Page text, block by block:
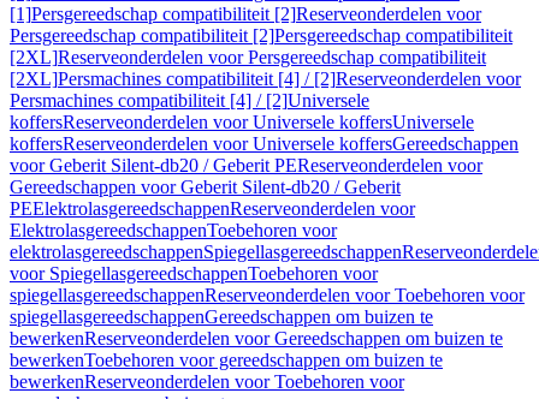
[1]Persgereedschap compatibiliteit [2]Reserveonderdelen voor
Persgereedschap compatibiliteit [2]Persgereedschap compatibiliteit
[2XL]Reserveonderdelen voor Persgereedschap compatibiliteit
[2XL]Persmachines compatibiliteit [4] / [2]Reserveonderdelen voor
Persmachines compatibiliteit [4] / [2]Universele
koffersReserveonderdelen voor Universele koffersUniversele
koffersReserveonderdelen voor Universele koffersGereedschappen
voor Geberit Silent-db20 / Geberit PEReserveonderdelen voor
Gereedschappen voor Geberit Silent-db20 / Geberit
PEElektrolasgereedschappenReserveonderdelen voor
ElektrolasgereedschappenToebehoren voor
elektrolasgereedschappenSpiegellasgereedschappen
voor SpiegellasgereedschappenToebehoren voor
spiegellasgereedschappenReserveonderdelen voor Toebehoren voor
spiegellasgereedschappenGereedschappen om buizen te
bewerkenReserveonderdelen voor Gereedschappen om buizen te
bewerkenToebehoren voor gereedschappen om buizen te
bewerkenReserveonderdelen voor Toebehoren voor